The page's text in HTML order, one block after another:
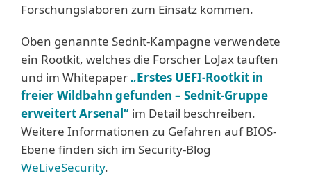
Forschungslaboren zum Einsatz kommen.
Oben genannte Sednit-Kampagne verwendete
ein Rootkit, welches die Forscher LoJax tauften
und im Whitepaper„Erstes UEFI-Rootkit in
freier Wildbahn gefunden – Sednit-Gruppe
erweitert Arsenal“ im Detail beschreiben.
Weitere Informationen zu Gefahren auf BIOS-
Ebene finden sich im Security-Blog
WeLiveSecurity.